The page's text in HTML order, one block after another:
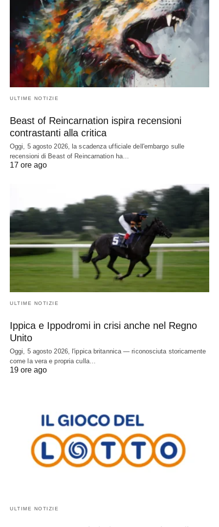
ULTIME NOTIZIE
Beast of Reincarnation ispira recensioni
contrastanti alla critica
Oggi, 5 agosto 2026, la scadenza ufficiale dell'embargo sulle
recensioni di Beast of Reincarnation ha…
17 ore ago
ULTIME NOTIZIE
Ippica e Ippodromi in crisi anche nel Regno
Unito
Oggi, 5 agosto 2026, l'ippica britannica — riconosciuta storicamente
come la vera e propria culla…
19 ore ago
ULTIME NOTIZIE